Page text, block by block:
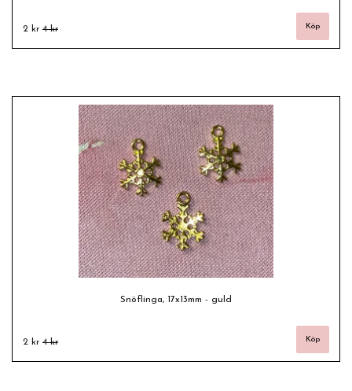
2 kr 4 kr
Snöflinga, 17x13mm - guld
2 kr 4 kr